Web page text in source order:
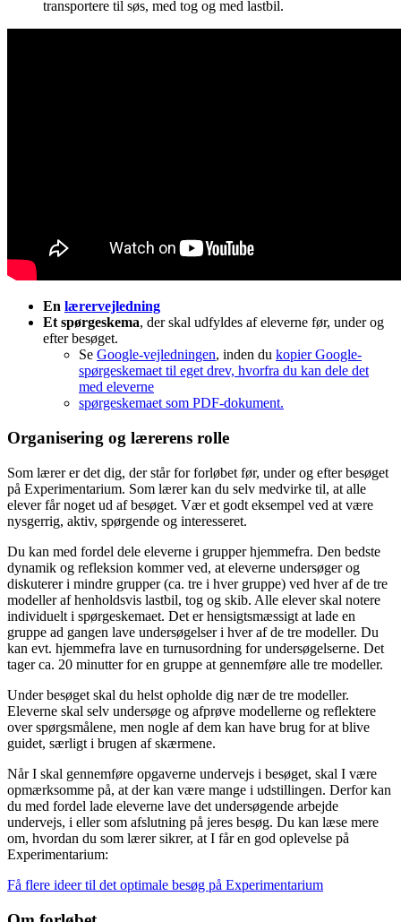
transportere til søs, med tog og med lastbil.
En lærervejledning
Et spørgeskema, der skal udfyldes af eleverne før, under og
efter besøget.
Se Google-vejledningen, inden du kopier Google-
spørgeskemaet til eget drev, hvorfra du kan dele det
med eleverne
spørgeskemaet som PDF-dokument.
Organisering og lærerens rolle
Som lærer er det dig, der står for forløbet før, under og efter besøget
på Experimentarium. Som lærer kan du selv medvirke til, at alle
elever får noget ud af besøget. Vær et godt eksempel ved at være
nysgerrig, aktiv, spørgende og interesseret.
Du kan med fordel dele eleverne i grupper hjemmefra. Den bedste
dynamik og refleksion kommer ved, at eleverne undersøger og
diskuterer i mindre grupper (ca. tre i hver gruppe) ved hver af de tre
modeller af henholdsvis lastbil, tog og skib. Alle elever skal notere
individuelt i spørgeskemaet. Det er hensigtsmæssigt at lade en
gruppe ad gangen lave undersøgelser i hver af de tre modeller. Du
kan evt. hjemmefra lave en turnusordning for undersøgelserne. Det
tager ca. 20 minutter for en gruppe at gennemføre alle tre modeller.
Under besøget skal du helst opholde dig nær de tre modeller.
Eleverne skal selv undersøge og afprøve modellerne og reflektere
over spørgsmålene, men nogle af dem kan have brug for at blive
guidet, særligt i brugen af skærmene.
Når I skal gennemføre opgaverne undervejs i besøget, skal I være
opmærksomme på, at der kan være mange i udstillingen. Derfor kan
du med fordel lade eleverne lave det undersøgende arbejde
undervejs, i eller som afslutning på jeres besøg. Du kan læse mere
om, hvordan du som lærer sikrer, at I får en god oplevelse på
Experimentarium:
Få flere ideer til det optimale besøg på Experimentarium